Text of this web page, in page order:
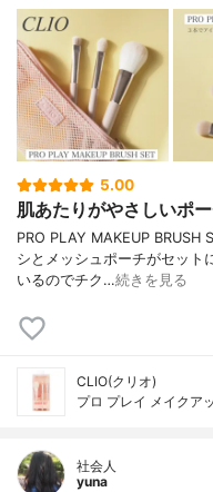
5.00
肌あたりがやさしいポ
PRO PLAY MAKEUP BRUSH
シとメッシュポーチがセット
いるのでチク…続きを見る
CLIO(クリオ)
プロ プレイ メイクア
社会人
yuna